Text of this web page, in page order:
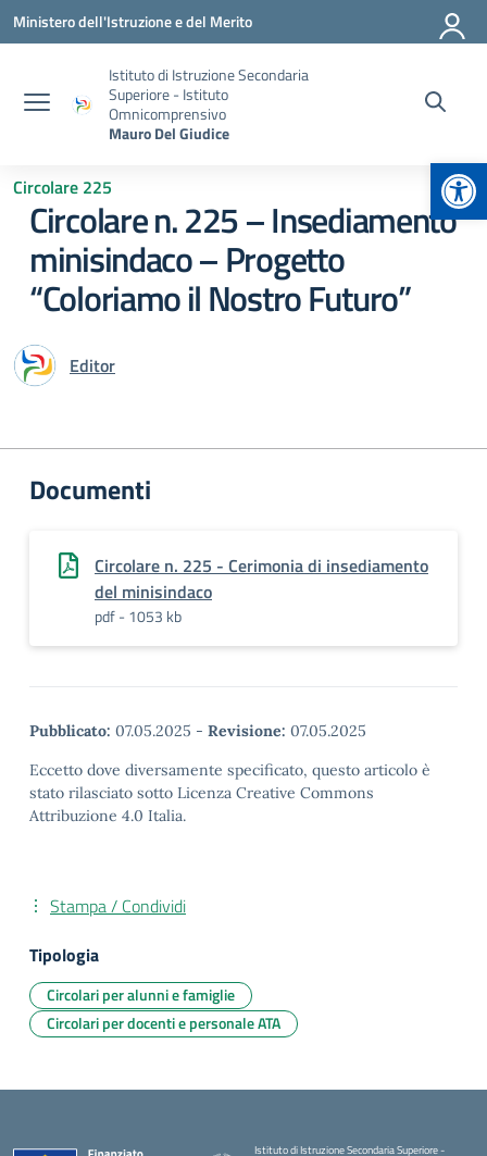
Vai ai contenuti
Vai al menu di navigazione
Vai al footer
Ministero dell'Istruzione e del Merito
Istituto di Istruzione Secondaria
Superiore - Istituto
Omnicomprensivo
Mauro Del Giudice
Circolare 225
Circolare n. 225 – Insediamento
minisindaco – Progetto
“Coloriamo il Nostro Futuro”
Editor
Documenti
Circolare n. 225 - Cerimonia di insediamento
del minisindaco
pdf - 1053 kb
Pubblicato: 07.05.2025 - Revisione: 07.05.2025
Eccetto dove diversamente specificato, questo articolo è
stato rilasciato sotto Licenza Creative Commons
Attribuzione 4.0 Italia.
Stampa / Condividi
Tipologia
Circolari per alunni e famiglie
Circolari per docenti e personale ATA
Istituto di Istruzione Secondaria Superiore -